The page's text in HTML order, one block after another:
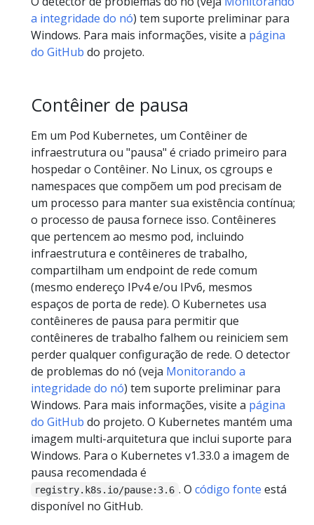
a integridade do nó) tem suporte preliminar para
Windows. Para mais informações, visite a página
do GitHub do projeto.
Contêiner de pausa
Em um Pod Kubernetes, um Contêiner de
infraestrutura ou "pausa" é criado primeiro para
hospedar o Contêiner. No Linux, os cgroups e
namespaces que compõem um pod precisam de
um processo para manter sua existência contínua;
o processo de pausa fornece isso. Contêineres
que pertencem ao mesmo pod, incluindo
infraestrutura e contêineres de trabalho,
compartilham um endpoint de rede comum
(mesmo endereço IPv4 e/ou IPv6, mesmos
espaços de porta de rede). O Kubernetes usa
contêineres de pausa para permitir que
contêineres de trabalho falhem ou reiniciem sem
perder qualquer configuração de rede. O detector
de problemas do nó (veja Monitorando a
integridade do nó) tem suporte preliminar para
Windows. Para mais informações, visite a página
do GitHub do projeto. O Kubernetes mantém uma
imagem multi-arquitetura que inclui suporte para
Windows. Para o Kubernetes v1.33.0 a imagem de
pausa recomendada é
registry.k8s.io/pause:3.6 . O código fonte está
disponível no GitHub.